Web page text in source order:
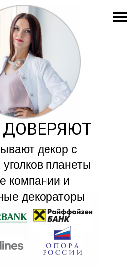
декор с
планеты
компании и
декораторы